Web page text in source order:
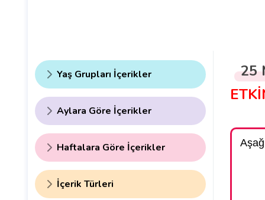
Yaş Grupları İçerikler
Aylara Göre İçerikler
Haftalara Göre İçerikler
İçerik Türleri
25